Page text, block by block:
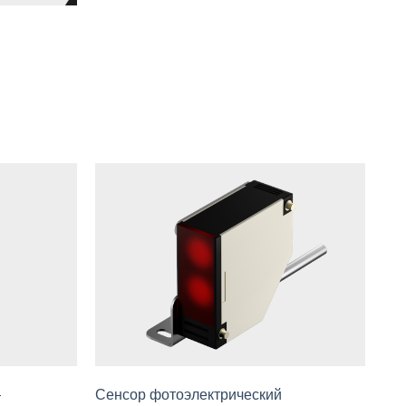
Сенсор фотоэлектрический